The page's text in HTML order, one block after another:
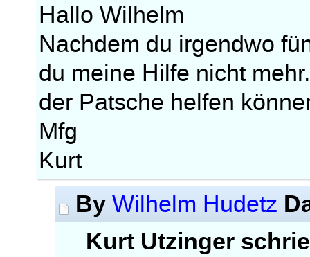
Hallo Wilhelm
Nachdem du irgendwo
du meine Hilfe nicht
der Patsche helfen
Mfg
Kurt
By Wilhelm Hudetz
Kurt Utzinger